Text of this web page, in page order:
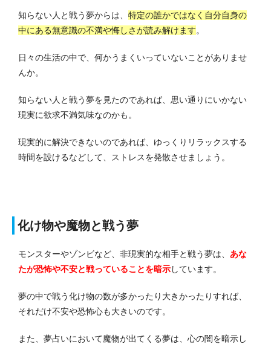
知らない人と戦う夢からは、 特定の誰かではなく自分自身の
中にある無意識の不満や悔しさが読み解けます。
日々の生活の中で、何かうまくいっていないことがありませ
んか。
知らない人と戦う夢を見たのであれば、思い通りにいかない
現実に欲求不満気味なのかも。
現実的に解決できないのであれば、ゆっくりリラックスする
時間を設けるなどして、ストレスを発散させましょう。
化け物や魔物と戦う夢
モンスターやゾンビなど、非現実的な相手と戦う夢は、 あな
たが恐怖や不安と戦っていることを暗示しています。
夢の中で戦う化け物の数が多かったり大きかったりすれば、
それだけ不安や恐怖心も大きいのです。
また、夢占いにおいて魔物が出てくる夢は、心の闇を暗示し